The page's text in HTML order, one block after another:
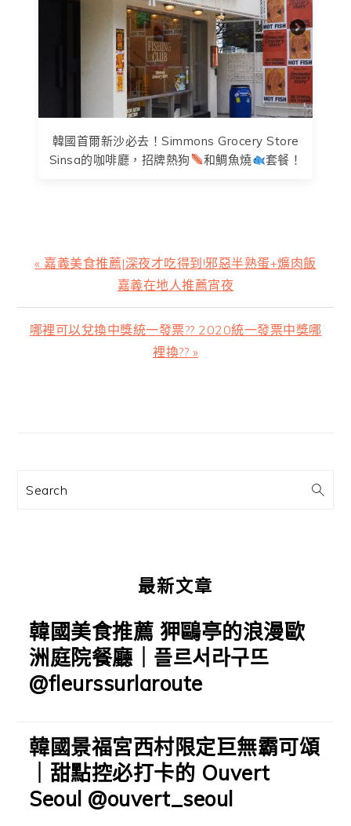
韓國首爾新沙必去！Simmons Grocery Store
Sinsa的咖啡廳，招牌熱狗
和鯛魚燒 套餐！
上
篇
文
« 嘉義美食推薦|深夜才吃得到!邪惡半熟蛋+爌肉飯
嘉義在地人推薦宵夜
下
哪裡可以兌換中獎統一發票?? 2020統一發票中獎哪
裡換?? »
訊
Search
最新文章
韓國美食推薦 狎鷗亭的浪漫歐
洲庭院餐廳｜플르서라구뜨
@fleurssurlaroute
韓國景福宮西村限定巨無霸可頌
｜甜點控必打卡的 Ouvert
Seoul @ouvert_seoul